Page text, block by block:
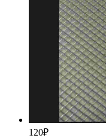
120₽